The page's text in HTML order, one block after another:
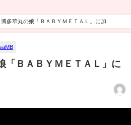
博多華丸の娘「ＢＡＢＹＭＥＴＡＬ」に加
「ＢＡＢＹＭＥＴＡＬ」に